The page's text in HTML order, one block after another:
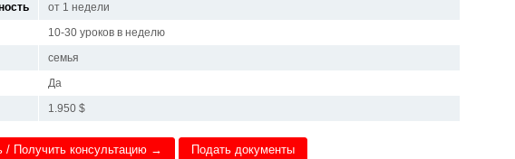
от 1 недели
10-30 уроков в неделю
семья
Да
1.950 $
/ Получить консультацию → Подать документы